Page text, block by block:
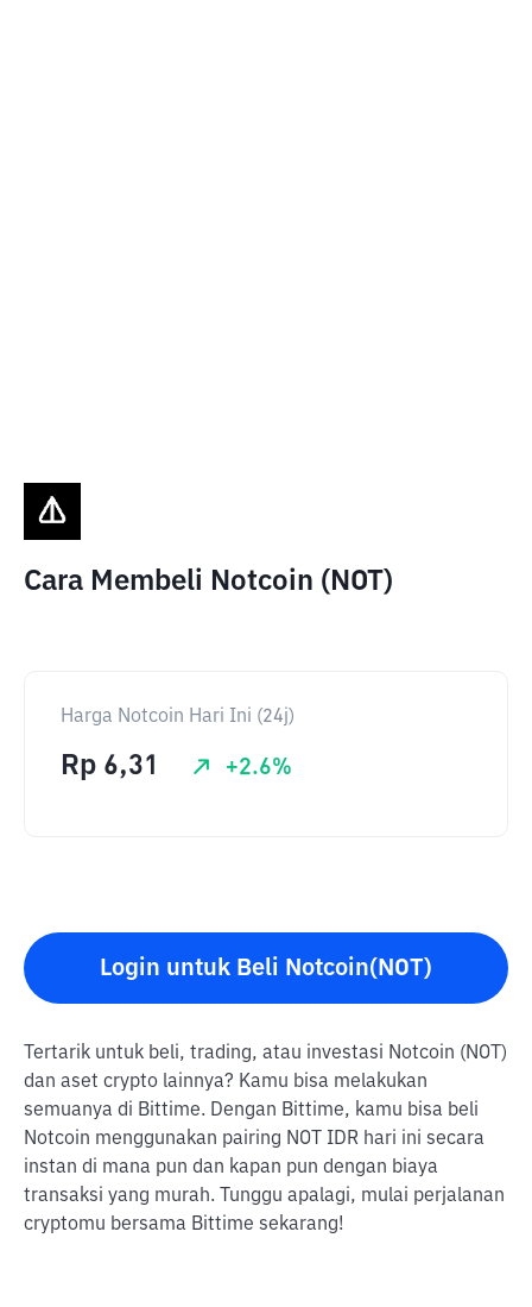
Cara Membeli Notcoin (NOT)
Harga Notcoin Hari Ini (24j)
Rp 6,31 +2.6%
Login untuk Beli Notcoin(NOT)
Tertarik untuk beli, trading, atau investasi Notcoin (NOT)
dan aset crypto lainnya? Kamu bisa melakukan
semuanya di Bittime. Dengan Bittime, kamu bisa beli
Notcoin menggunakan pairing NOT IDR hari ini secara
instan di mana pun dan kapan pun dengan biaya
transaksi yang murah. Tunggu apalagi, mulai perjalanan
cryptomu bersama Bittime sekarang!